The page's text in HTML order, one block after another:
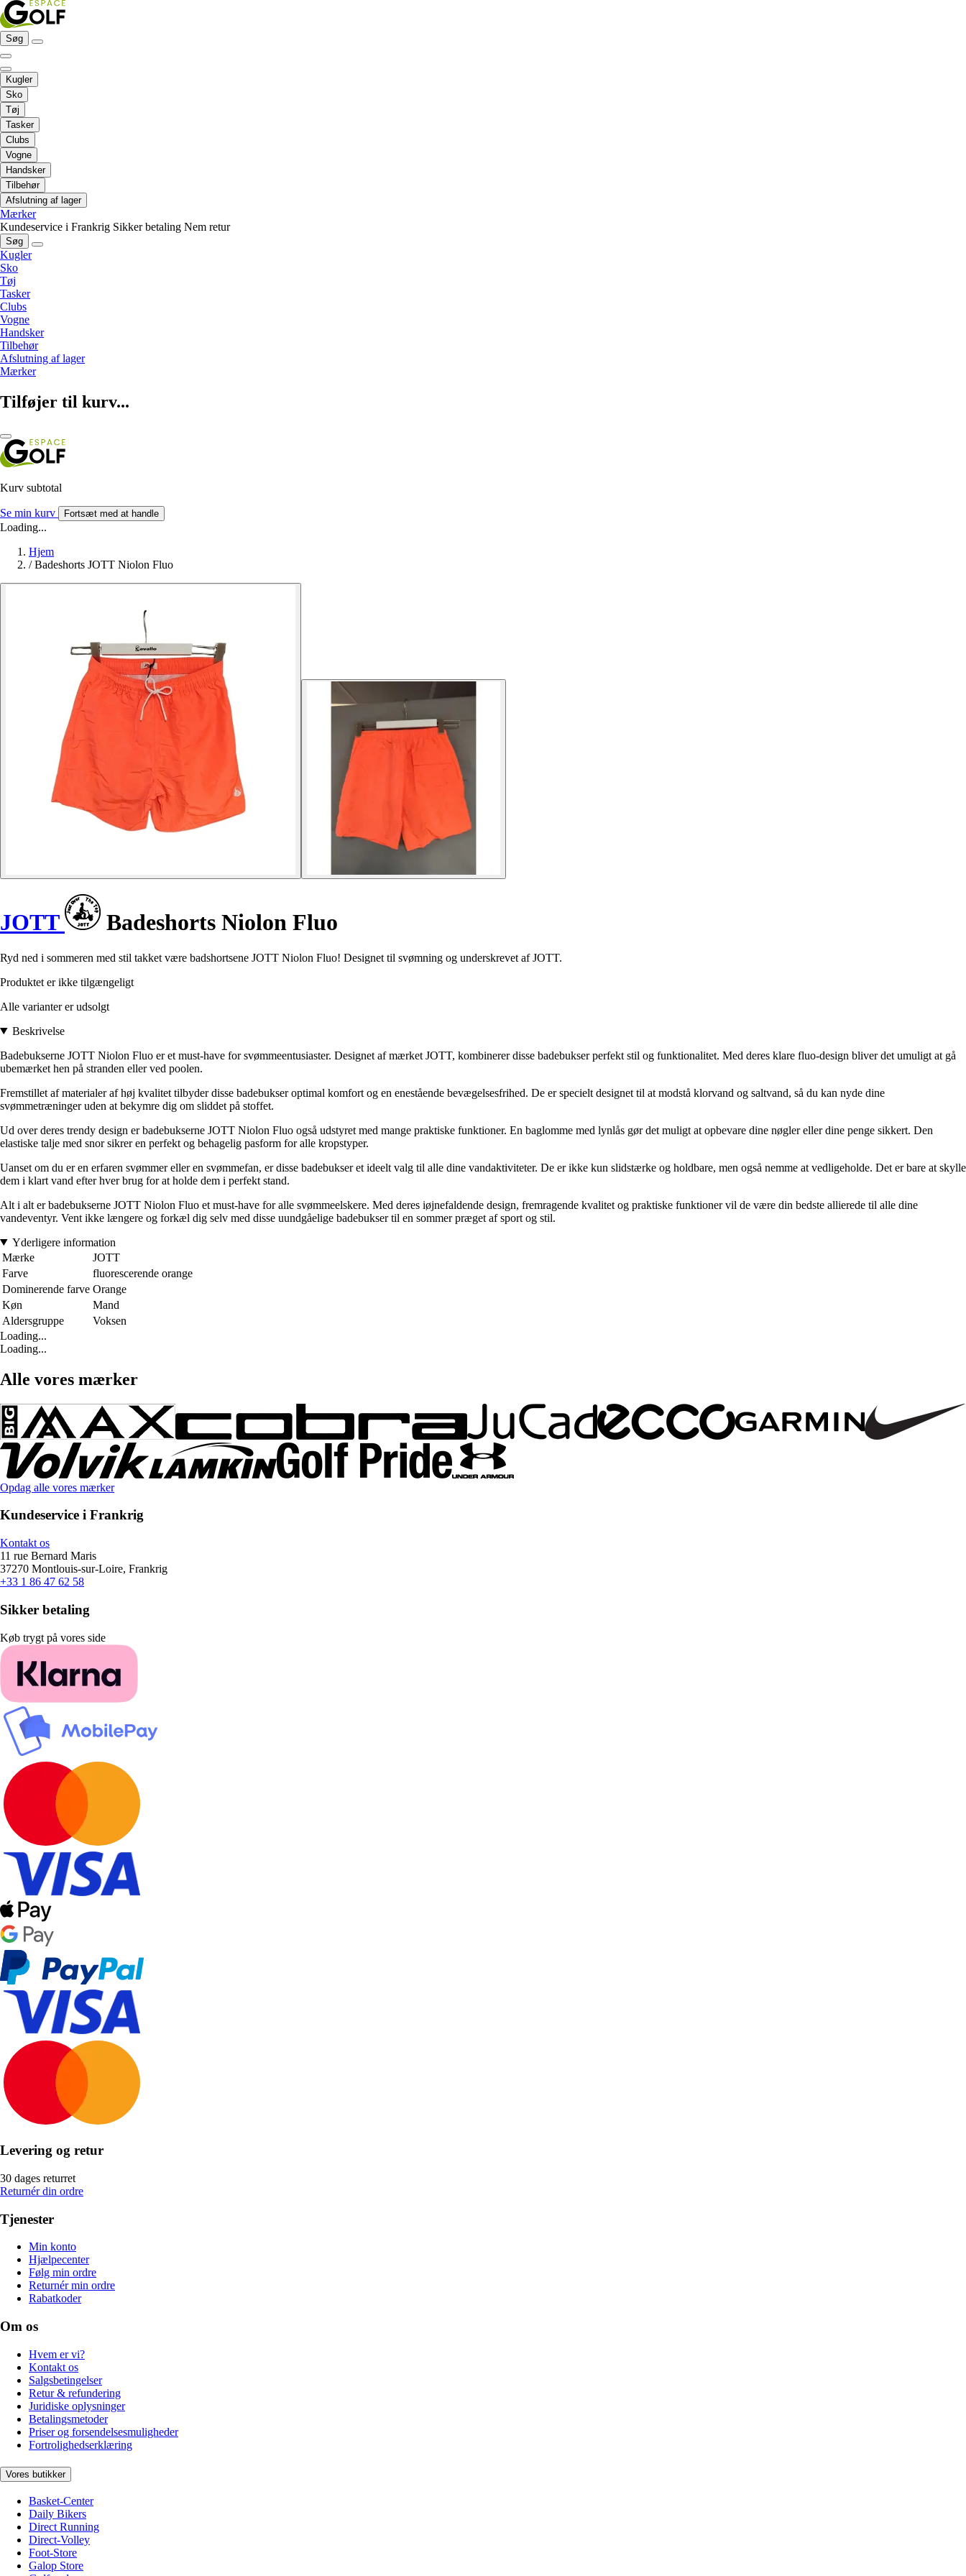
Søg
Kugler
Sko
Tøj
Tasker
Clubs
Vogne
Handsker
Tilbehør
Afslutning af lager
Mærker
Kundeservice i Frankrig Sikker betaling Nem retur
Søg
Kugler
Sko
Tøj
Tasker
Clubs
Vogne
Handsker
Tilbehør
Afslutning af lager
Mærker
Tilføjer til kurv...
Kurv subtotal
Se min kurv Fortsæt med at handle
Loading...
Hjem
/ Badeshorts JOTT Niolon Fluo
JOTT Badeshorts Niolon Fluo
Ryd ned i sommeren med stil takket være badshortsene JOTT Niolon Fluo! Designet til svømning og underskrevet af JOTT.
Produktet er ikke tilgængeligt
Alle varianter er udsolgt
Beskrivelse
Badebukserne JOTT Niolon Fluo er et must-have for svømmeentusiaster. Designet af mærket JOTT, kombinerer disse badebukser perfekt stil og funktionalitet. Med deres klare fluo-design bliver det umuligt at gå
ubemærket hen på stranden eller ved poolen.
Fremstillet af materialer af høj kvalitet tilbyder disse badebukser optimal komfort og en enestående bevægelsesfrihed. De er specielt designet til at modstå klorvand og saltvand, så du kan nyde dine
svømmetræninger uden at bekymre dig om sliddet på stoffet.
Ud over deres trendy design er badebukserne JOTT Niolon Fluo også udstyret med mange praktiske funktioner. En baglomme med lynlås gør det muligt at opbevare dine nøgler eller dine penge sikkert. Den
elastiske talje med snor sikrer en perfekt og behagelig pasform for alle kropstyper.
Uanset om du er en erfaren svømmer eller en svømmefan, er disse badebukser et ideelt valg til alle dine vandaktiviteter. De er ikke kun slidstærke og holdbare, men også nemme at vedligeholde. Det er bare at skylle
dem i klart vand efter hver brug for at holde dem i perfekt stand.
Alt i alt er badebukserne JOTT Niolon Fluo et must-have for alle svømmeelskere. Med deres iøjnefaldende design, fremragende kvalitet og praktiske funktioner vil de være din bedste allierede til alle dine
vandeventyr. Vent ikke længere og forkæl dig selv med disse uundgåelige badebukser til en sommer præget af sport og stil.
Yderligere information
Mærke
JOTT
Farve
fluorescerende orange
Dominerende farve Orange
Køn
Mand
Aldersgruppe
Voksen
Loading...
Loading...
Alle vores mærker
Opdag alle vores mærker
Kundeservice i Frankrig
Kontakt os
11 rue Bernard Maris
37270 Montlouis-sur-Loire, Frankrig
+33 1 86 47 62 58
Sikker betaling
Køb trygt på vores side
Levering og retur
30 dages returret
Returnér din ordre
Tjenester
Min konto
Hjælpecenter
Følg min ordre
Returnér min ordre
Rabatkoder
Om os
Hvem er vi?
Kontakt os
Salgsbetingelser
Retur & refundering
Juridiske oplysninger
Betalingsmetoder
Priser og forsendelsesmuligheder
Fortrolighedserklæring
Vores butikker
Basket-Center
Daily Bikers
Direct Running
Direct-Volley
Foot-Store
Galop Store